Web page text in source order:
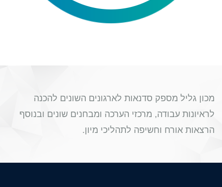
מכון גליל מספק סדנאות לארגונים השונים להכנה
לראיונות עבודה, מרכזי הערכה ומבחנים שונים ובנוסף
הרצאות אורח וחשיפה לתהליכי מיון.